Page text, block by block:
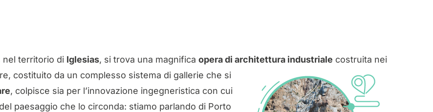
nel territorio di Iglesias, si trova una magnifica opera di architettura industriale costruita nei
costituito da un complesso sistema di gallerie che si
, colpisce sia per l’innovazione ingegneristica con cui
paesaggio che lo circonda: stiamo parlando di Porto